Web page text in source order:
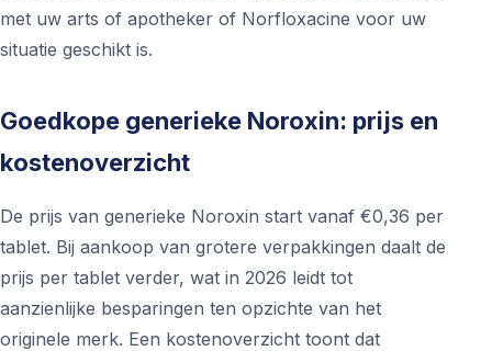
met uw arts of apotheker of Norfloxacine voor uw
situatie geschikt is.
Goedkope generieke Noroxin: prijs en
kostenoverzicht
De prijs van generieke Noroxin start vanaf €0,36 per
tablet. Bij aankoop van grotere verpakkingen daalt de
prijs per tablet verder, wat in 2026 leidt tot
aanzienlijke besparingen ten opzichte van het
originele merk. Een kostenoverzicht toont dat